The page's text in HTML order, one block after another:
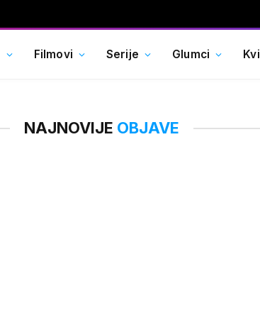
Filmovi Serije Glumci
NAJNOVIJE OBJAVE